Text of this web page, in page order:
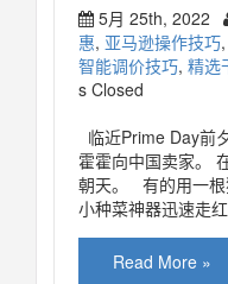
5月 25th, 2022
惠, 亚马逊操作技巧,
智能调价技巧, 精选
s Closed
临近Prime Day前
霍霍向中国卖家。
朝天。 有的用一根
小种菜神器迅速走
Read More »